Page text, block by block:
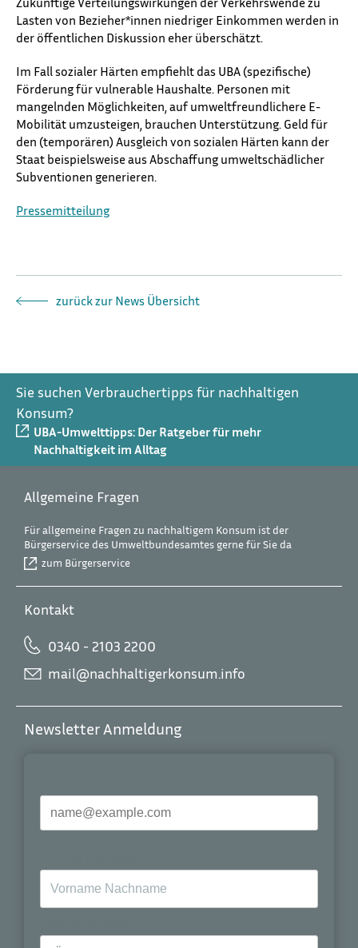
Lasten von Bezieher*innen niedriger Einkommen werden in
der öffentlichen Diskussion eher überschätzt.
Im Fall sozialer Härten empfiehlt das UBA (spezifische)
Förderung für vulnerable Haushalte. Personen mit
mangelnden Möglichkeiten, auf umweltfreundlichere E-
Mobilität umzusteigen, brauchen Unterstützung. Geld für
den (temporären) Ausgleich von sozialen Härten kann der
Staat beispielsweise aus Abschaffung umweltschädlicher
Subventionen generieren.
Pressemitteilung
zurück zur News Übersicht
Sie suchen Verbrauchertipps für nachhaltigen
Konsum?
UBA-Umwelttipps: Der Ratgeber für mehr
Nachhaltigkeit im Alltag
Allgemeine Fragen
Für allgemeine Fragen zu nachhaltigem Konsum ist der
Bürgerservice des Umweltbundesamtes gerne für Sie da
zum Bürgerservice
Kontakt
0340 - 2103 2200
mail@nachhaltigerkonsum.info
Newsletter Anmeldung